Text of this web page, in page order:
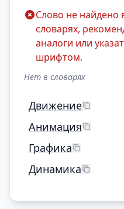
Слово не найдено
словарях,
аналоги или
шрифтом.
Нет в словарях
Движение
Анимация
Графика
Динамика